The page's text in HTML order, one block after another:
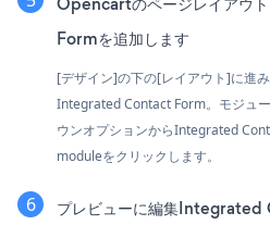
Formを追加します
[デザイン]の下の[レイアウト]に進
Integrated Contact Form。モジュ
ウンオプションからIntegrated
moduleをクリックします。
プレビューに編集